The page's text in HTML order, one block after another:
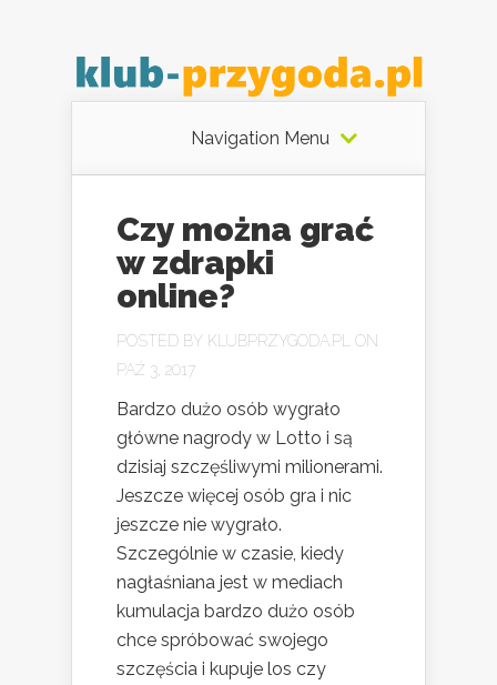
Navigation Menu
Czy można grać
w zdrapki
online?
POSTED BY KLUBPRZYGODA.PL
ON
PAŹ 3, 2017
Bardzo dużo osób wygrało
główne nagrody w Lotto i są
dzisiaj szczęśliwymi milionerami.
Jeszcze więcej osób gra i nic
jeszcze nie wygrało.
Szczególnie w czasie, kiedy
nagłaśniana jest w mediach
kumulacja bardzo dużo osób
chce spróbować swojego
szczęścia i kupuje los czy